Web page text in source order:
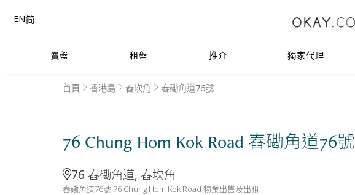
賣盤 租盤 推介 獨家代理
EN简
首頁 香港島 舂坎角 舂磡角道76號
76 Chung Hom Kok Road 舂磡角道76號
76 舂磡角道, 舂坎角
舂磡角道76號 76 Chung Hom Kok Road 物業出售及出租